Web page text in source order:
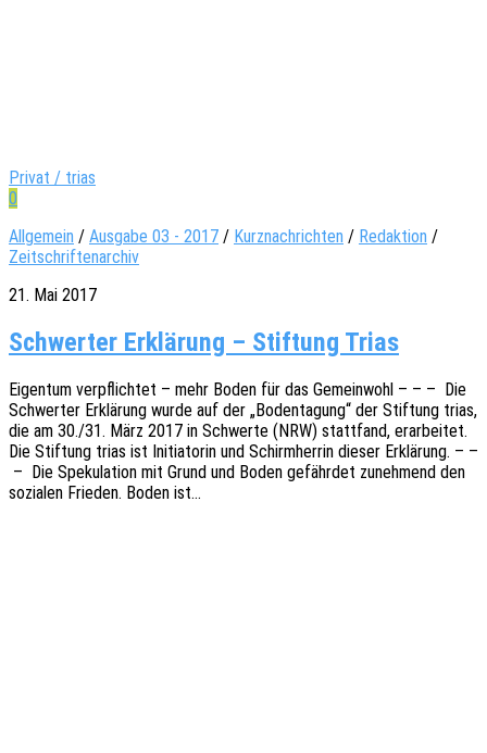
Privat / trias
0
Allgemein / Ausgabe 03 - 2017 / Kurznachrichten / Redaktion /
Zeitschriftenarchiv
21. Mai 2017
Schwerter Erklärung – Stiftung Trias
Eigen­tum verpflich­tet – mehr Boden für das Gemein­wohl – – – Die
Schwer­ter Erklä­rung wurde auf der „Boden­ta­gung“ der Stif­tung trias,
die am 30./31. März 2017 in Schwer­te (NRW) statt­fand, erar­bei­tet.
Die Stif­tung trias ist Initia­to­rin und Schirm­her­rin dieser Erklä­rung. – –
– Die Speku­la­ti­on mit Grund und Boden gefähr­det zuneh­mend den
sozia­len Frie­den. Boden ist…